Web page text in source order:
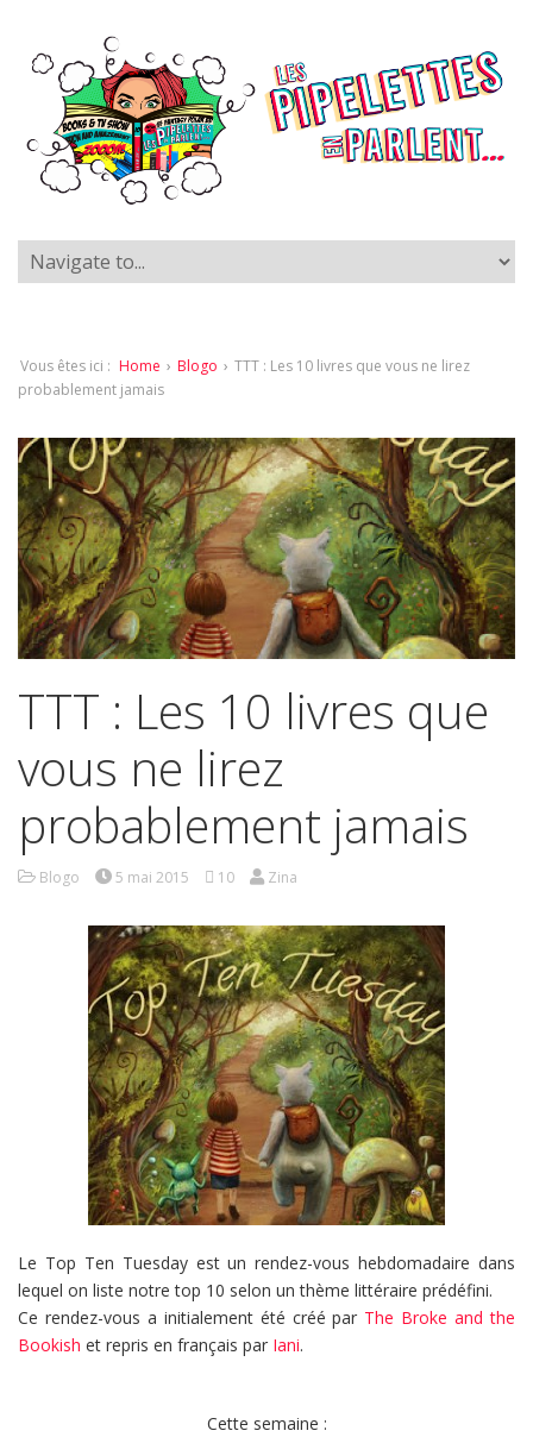
Vous êtes ici : Home › Blogo › TTT : Les 10 livres que vous ne lirez
probablement jamais
TTT : Les 10 livres que
vous ne lirez
probablement jamais
Blogo 5 mai 2015 10 Zina
Le Top Ten Tuesday est un rendez-vous hebdomadaire dans
lequel on liste notre top 10 selon un thème littéraire prédéfini.
Ce rendez-vous a initialement été créé par The Broke and the
Bookish et repris en français par Iani.
Cette semaine :